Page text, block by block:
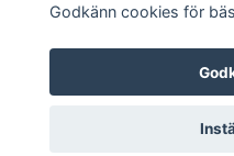
© Copyright 2026
Godkänn cookies för